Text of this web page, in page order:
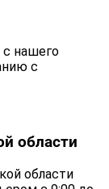
нашего
с
области
области